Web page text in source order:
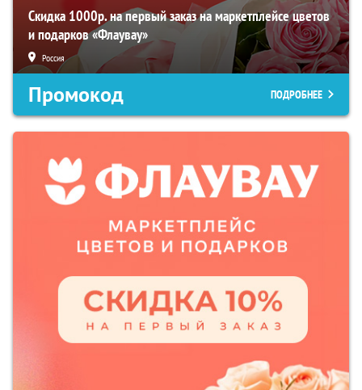
Скидка 1000р. на первый заказ на маркетплейсе цветов
и подарков «Флаувау»
Россия
Промокод ПОДРОБНЕЕ